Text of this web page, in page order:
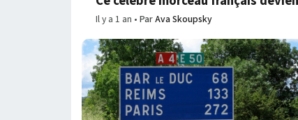
Il y a 1 an ParAva Skoupsky